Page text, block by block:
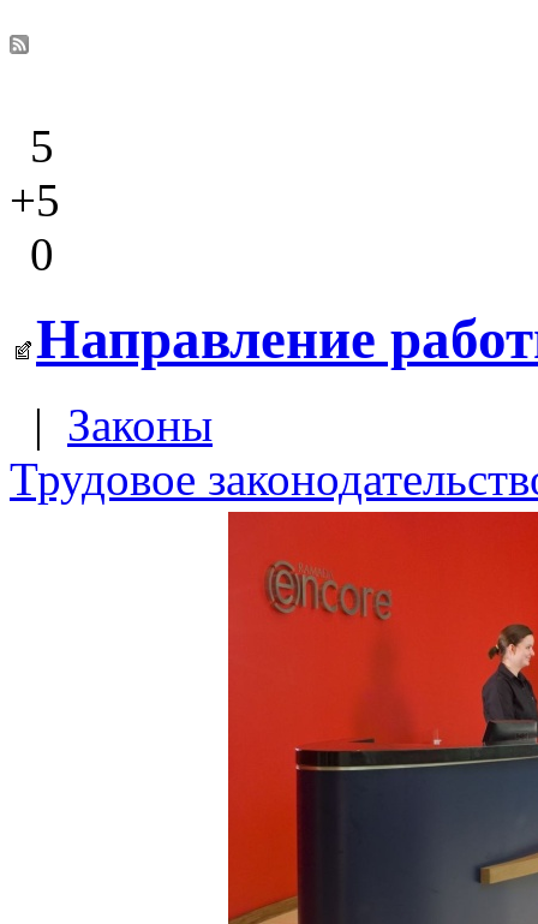
5
+5
0
Направление
| Законы
Трудовое